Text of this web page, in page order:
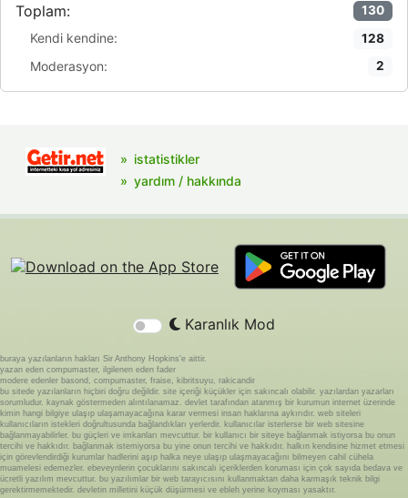
Toplam:
130
Kendi kendine: 128
Moderasyon: 2
istatistikler
yardım / hakkında
Karanlık Mod
buraya yazılanların hakları Sir Anthony Hopkins'e aittir.
yazan eden compumaster, ilgilenen eden fader
modere edenler basond, compumaster, fraise, kibritsuyu, rakicandir
bu sitede yazılanların hiçbiri doğru değildir. site içeriği küçükler için sakıncalı olabilir. yazılardan yazarları
sorumludur. kaynak göstermeden alıntılanamaz. devlet tarafından atanmış bir kurumun internet üzerinde
kimin hangi bilgiye ulaşıp ulaşamayacağına karar vermesi insan haklarına aykırıdır. web siteleri
kullanıcıların istekleri doğrultusunda bağlandıkları yerlerdir. kullanıcılar isterlerse bir web sitesine
bağlanmayabilirler. bu güçleri ve imkanları mevcuttur. bir kullanıcı bir siteye bağlanmak istiyorsa bu onun
tercihi ve hakkıdır. bağlanmak istemiyorsa bu yine onun tercihi ve hakkıdır. halkın kendisine hizmet etmesi
için görevlendirdiği kurumlar hadlerini aşıp halka neye ulaşıp ulaşmayacağını bilmeyen cahil cühela
muamelesi edemezler. ebeveynlerin çocuklarını sakıncalı içeriklerden koruması için çok sayıda bedava ve
ücretli yazılım mevcuttur. bu yazılımlar bir web tarayıcısını kullanmaktan daha karmaşık teknik bilgi
gerektirmemektedir. devletin milletini küçük düşürmesi ve ebleh yerine koyması yasaktır.